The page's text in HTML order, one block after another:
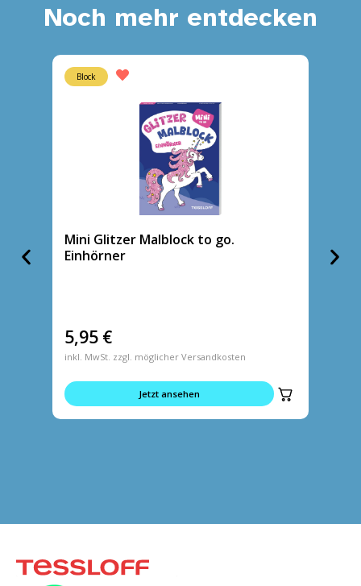
Noch mehr entdecken
Block
Mini Glitzer Malblock to go.
Einhörner
5,95 €
inkl. MwSt. zzgl. möglicher Versandkosten
Jetzt ansehen